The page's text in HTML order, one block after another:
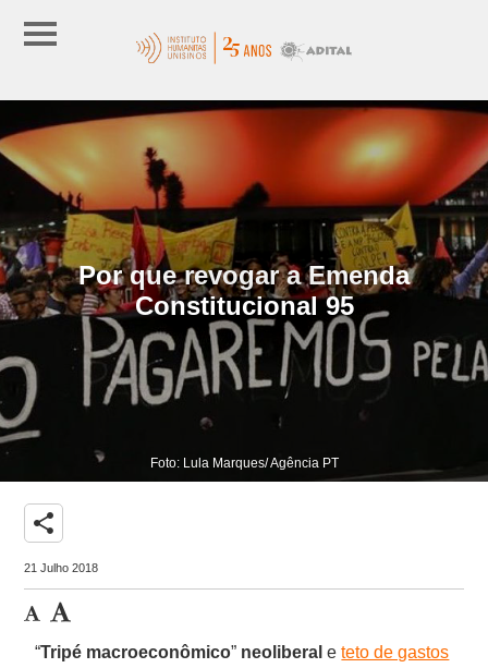
Por que revogar a Emenda
Constitucional 95
Foto: Lula Marques/ Agência PT
share
21 Julho 2018
“Tripé macroeconômico” neoliberal eteto de gastos